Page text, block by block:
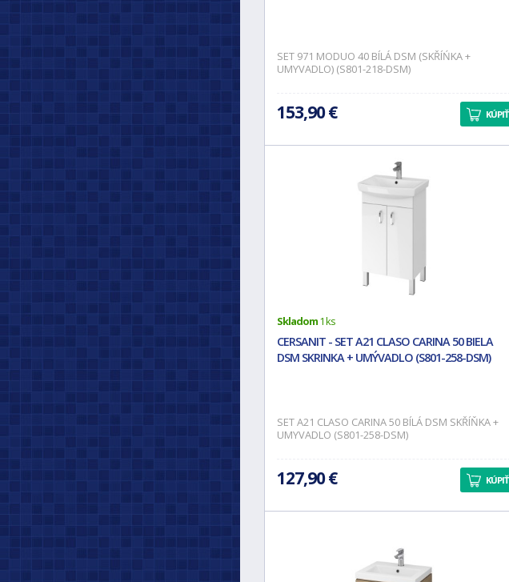
SET 971 MODUO 40 BÍLÁ DSM (SKŘÍŃKA +
UMYVADLO) (S801-218-DSM)
153,90 € KÚPIŤ
Skladom1 ks
CERSANIT - SET A21 CLASO CARINA 50 BIELA
DSM SKRINKA + UMÝVADLO (S801-258-DSM)
SET A21 CLASO CARINA 50 BÍLÁ DSM SKŘÍŇKA +
UMYVADLO (S801-258-DSM)
127,90 € KÚPIŤ